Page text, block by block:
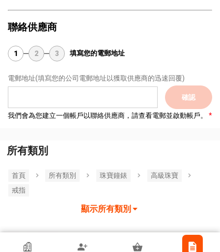
聯絡供應商
1 2 3 填寫您的電郵地址
電郵地址(填寫您的公司電郵地址以獲取供應商的迅速回覆)
確認
我們會為您建立一個帳戶以聯絡供應商，請查看電郵並啟動帳戶。
所有類別
首頁 所有類別 珠寶鐘錶
高級珠寶
戒指
顯示所有類別
香港貿發局參展商